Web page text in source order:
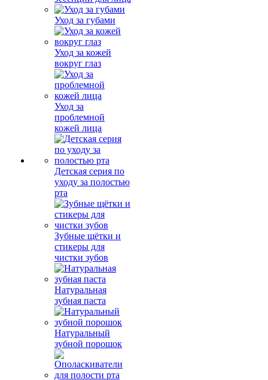
Уход за губами
Уход за кожей
вокруг глаз
Уход за
проблемной
кожей лица
Детская серия по
уходу за полостью
рта
Зубные щётки и
стикеры для
чистки зубов
Натуральная
зубная паста
Натуральный
зубной порошок